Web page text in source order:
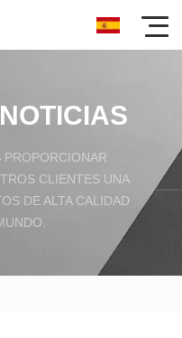
CLIENTES UNA
DE ALTA CALIDAD